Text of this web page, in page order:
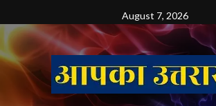
to
content
August 7, 2026